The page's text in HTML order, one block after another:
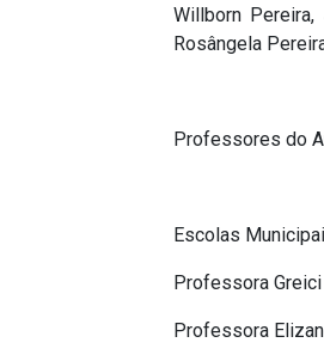
Willborn Pereira,
Rosângela
Professores do
Escolas
Professora
Professora